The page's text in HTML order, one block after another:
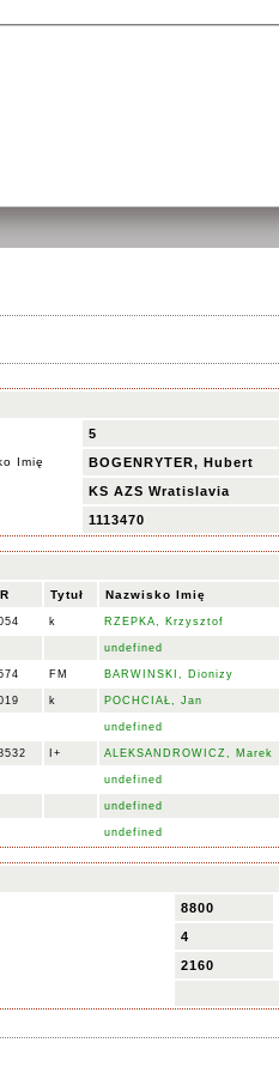
5
Imię BOGENRYTER, Hubert
KS AZS Wratislavia
1113470
Tytuł Nazwisko Imię
k RZEPKA, Krzysztof
undefined
FM BARWINSKI, Dionizy
k POCHCIAŁ, Jan
undefined
I+ ALEKSANDROWICZ, Marek
undefined
undefined
undefined
8800
4
2160